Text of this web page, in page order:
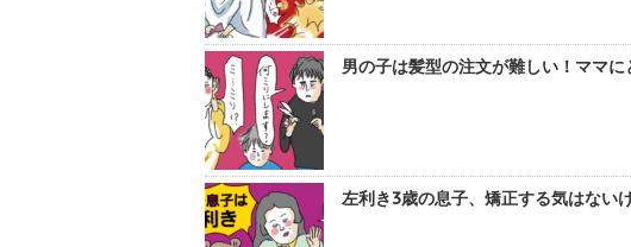
男の子は髪型の注文が難しい！ママ
左利き3歳の息子、矯正する気はない